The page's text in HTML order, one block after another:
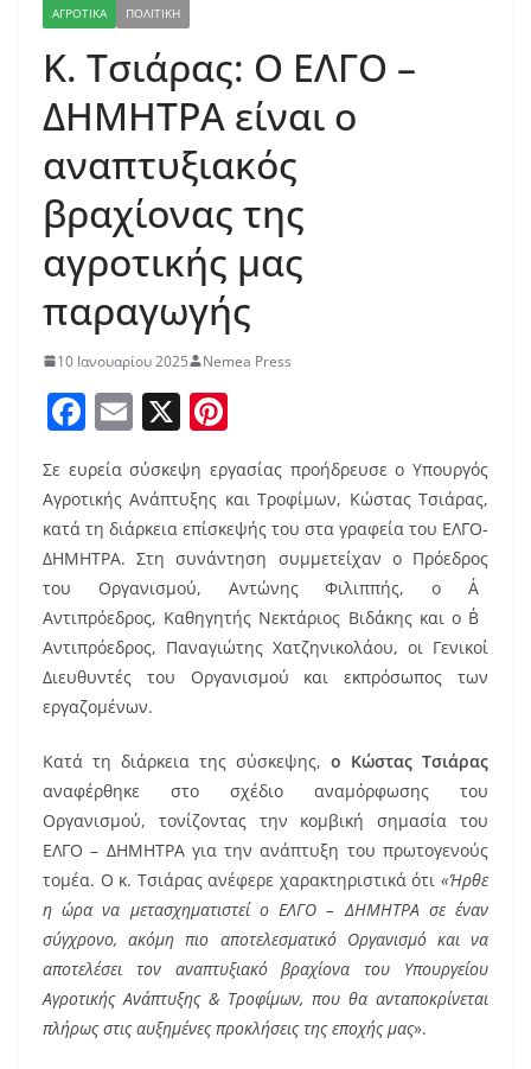
ΑΓΡΟΤΙΚΑ ΠΟΛΙΤΙΚΗ
Κ. Τσιάρας: Ο ΕΛΓΟ –
ΔΗΜΗΤΡΑ είναι ο
αναπτυξιακός
βραχίονας της
αγροτικής μας
παραγωγής
10 Ιανουαρίου 2025 Nemea Press
F
c
e
b
o
o
k
E
m
ai
l
X
nt
er
e
st
Σε ευρεία σύσκεψη εργασίας προήδρευσε ο Υπουργός
Αγροτικής Ανάπτυξης και Τροφίμων, Κώστας Τσιάρας,
κατά τη διάρκεια επίσκεψής του στα γραφεία του ΕΛΓΟ-
ΔΗΜΗΤΡΑ. Στη συνάντηση συμμετείχαν ο Πρόεδρος
του Οργανισμού, Αντώνης Φιλιππής, ο Α΄
Αντιπρόεδρος, Καθηγητής Νεκτάριος Βιδάκης και ο Β΄
Αντιπρόεδρος, Παναγιώτης Χατζηνικολάου, οι Γενικοί
Διευθυντές του Οργανισμού και εκπρόσωπος των
εργαζομένων.
Κατά τη διάρκεια της σύσκεψης, ο Κώστας Τσιάρας
αναφέρθηκε στο σχέδιο αναμόρφωσης του
Οργανισμού, τονίζοντας την κομβική σημασία του
ΕΛΓΟ – ΔΗΜΗΤΡΑ για την ανάπτυξη του πρωτογενούς
τομέα. Ο κ. Τσιάρας ανέφερε χαρακτηριστικά ότι «Ήρθε
η ώρα να μετασχηματιστεί ο ΕΛΓΟ – ΔΗΜΗΤΡΑ σε έναν
σύγχρονο, ακόμη πιο αποτελεσματικό Οργανισμό και να
αποτελέσει τον αναπτυξιακό βραχίονα του Υπουργείου
Αγροτικής Ανάπτυξης & Τροφίμων, που θα ανταποκρίνεται
πλήρως στις αυξημένες προκλήσεις της εποχής μας».